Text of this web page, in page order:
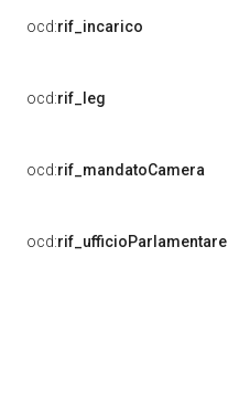
ocd:rif_incarico
ocd:rif_leg
ocd:rif_mandatoCamera
ocd:rif_ufficioParlamentare